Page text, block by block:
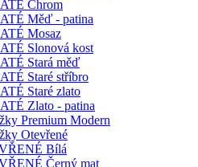
Chrom
Měď - patina
Mosaz
Slonová kost
Stará měď
Staré stříbro
Staré zlato
Zlato - patina
Premium Modern
Otevřené
Bílá
Černý mat